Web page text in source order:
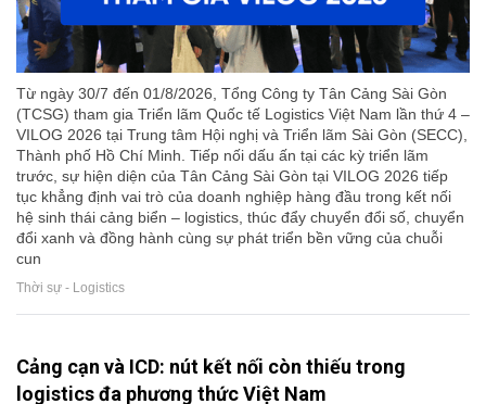
Từ ngày 30/7 đến 01/8/2026, Tổng Công ty Tân Cảng Sài Gòn
(TCSG) tham gia Triển lãm Quốc tế Logistics Việt Nam lần thứ 4 –
VILOG 2026 tại Trung tâm Hội nghị và Triển lãm Sài Gòn (SECC),
Thành phố Hồ Chí Minh. Tiếp nối dấu ấn tại các kỳ triển lãm
trước, sự hiện diện của Tân Cảng Sài Gòn tại VILOG 2026 tiếp
tục khẳng định vai trò của doanh nghiệp hàng đầu trong kết nối
hệ sinh thái cảng biển – logistics, thúc đẩy chuyển đổi số, chuyển
đổi xanh và đồng hành cùng sự phát triển bền vững của chuỗi
cun
Thời sự - Logistics
Cảng cạn và ICD: nút kết nối còn thiếu trong
logistics đa phương thức Việt Nam